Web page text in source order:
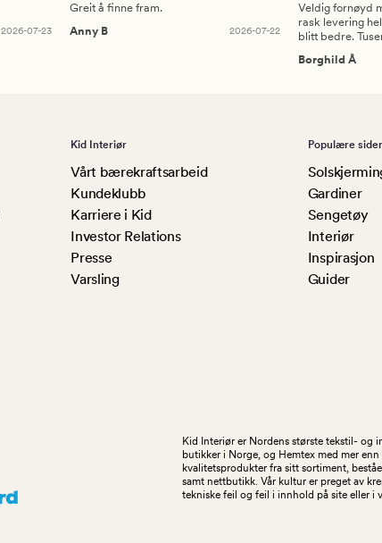
2026-07-23
Greit å finne fram.
Anny B
2026-07-22
Veldig fornøyd
rask levering
blitt bedre.
Borghild Å
Kid Interiør
Vårt bærekraftsarbeid
Kundeklubb
Karriere i Kid
Investor Relations
Presse
Varsling
Populære sider
Gardiner
Sengetøy
Interiør
Inspirasjon
Guider
Kid Interiør er Nordens største tekstil- og
butikker i Norge, og Hemtex med mer
kvalitetsprodukter fra sitt sortiment,
samt nettbutikk. Vår kultur er preget av
tekniske feil og feil i innhold på site eller i